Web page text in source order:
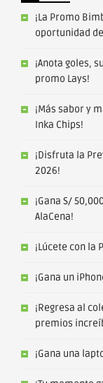
¡La Promo
oportunidad
¡Anota goles,
promo Lays!
¡Más sabor y
Inka Chips!
¡Disfruta la
2026!
¡Gana S/
AlaCena!
¡Lúcete con la
¡Gana un
¡Regresa al
premios
¡Gana una